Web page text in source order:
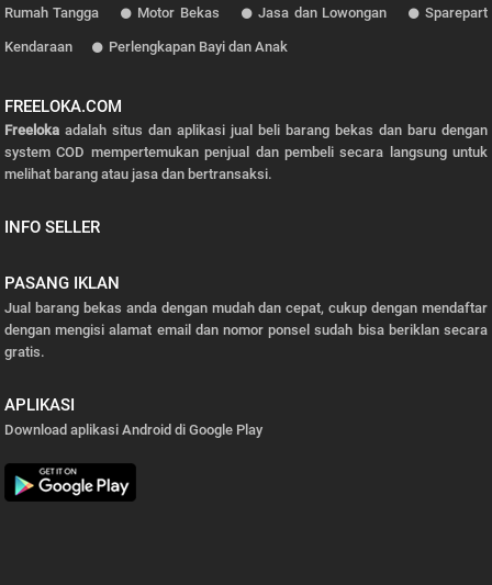
Rumah Tangga Motor Bekas Jasa dan Lowongan Sparepart
Kendaraan Perlengkapan Bayi dan Anak
FREELOKA.COM
Freelokaadalah situs dan aplikasi jual beli barang bekas dan baru dengan
system COD mempertemukan penjual dan pembeli secara langsung untuk
melihat barang atau jasa dan bertransaksi.
INFO SELLER
PASANG IKLAN
Jual barang bekas anda dengan mudah dan cepat, cukup dengan mendaftar
dengan mengisi alamat email dan nomor ponsel sudah bisa beriklan secara
gratis.
APLIKASI
Download aplikasi Android di Google Play